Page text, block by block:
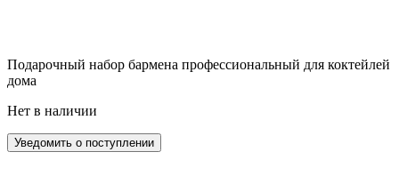
Подарочный набор бармена профессиональный для коктейлей
дома
Нет в наличии
Уведомить о поступлении